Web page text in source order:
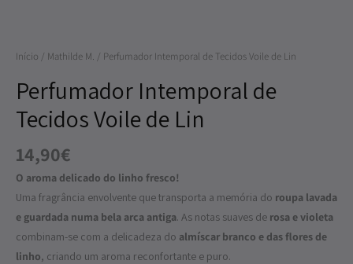
Início / Mathilde M. / Perfumador Intemporal de Tecidos Voile de Lin
Perfumador Intemporal de
Tecidos Voile de Lin
14,90€
O aroma delicado do linho fresco!
Uma fragrância envolvente que transporta a memória do roupa lavada
e guardada numa bela arca antiga. As notas suaves de rosa e violeta
combinam-se com a delicadeza do almíscar branco e das flores de
linho, criando um aroma reconfortante e puro.
Intemporal
de
Tecidos
Voile
Lin